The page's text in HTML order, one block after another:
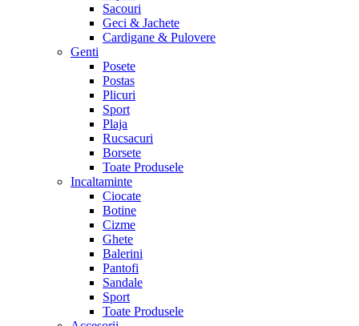
Sacouri
Geci & Jachete
Cardigane & Pulovere
Genti
Posete
Postas
Plicuri
Sport
Plaja
Rucsacuri
Borsete
Toate Produsele
Incaltaminte
Ciocate
Botine
Cizme
Ghete
Balerini
Pantofi
Sandale
Sport
Toate Produsele